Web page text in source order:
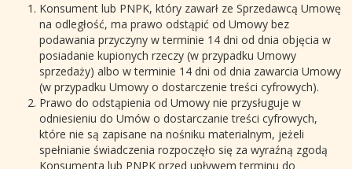
Konsument lub PNPK, który zawarł ze Sprzedawcą Umowę
na odległość, ma prawo odstąpić od Umowy bez
podawania przyczyny w terminie 14 dni od dnia objęcia w
posiadanie kupionych rzeczy (w przypadku Umowy
sprzedaży) albo w terminie 14 dni od dnia zawarcia Umowy
(w przypadku Umowy o dostarczenie treści cyfrowych).
Prawo do odstąpienia od Umowy nie przysługuje w
odniesieniu do Umów o dostarczanie treści cyfrowych,
które nie są zapisane na nośniku materialnym, jeżeli
spełnianie świadczenia rozpoczęło się za wyraźną zgodą
Konsumenta lub PNPK przed upływem terminu do